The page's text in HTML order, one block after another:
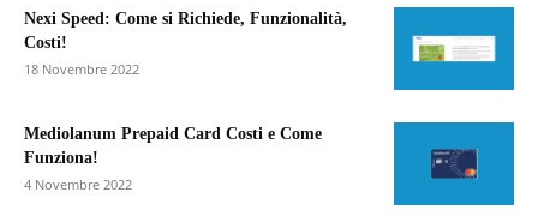
Nexi Speed: Come si Richiede, Funzionalità,
Costi!
18 Novembre 2022
Mediolanum Prepaid Card Costi e Come
Funziona!
4 Novembre 2022